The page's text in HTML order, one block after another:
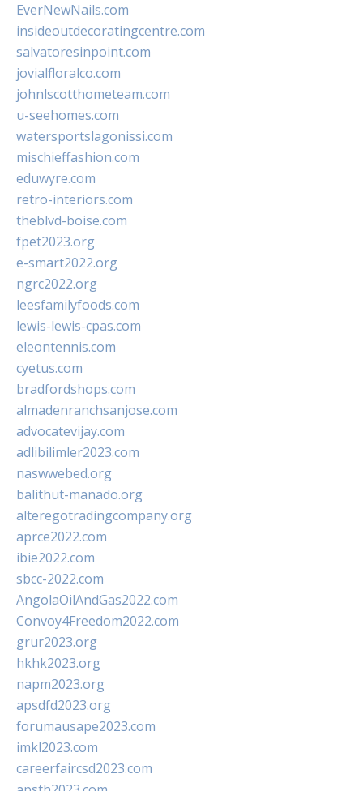
EverNewNails.com
insideoutdecoratingcentre.com
salvatoresinpoint.com
jovialfloralco.com
johnlscotthometeam.com
u-seehomes.com
watersportslagonissi.com
mischieffashion.com
eduwyre.com
retro-interiors.com
theblvd-boise.com
fpet2023.org
e-smart2022.org
ngrc2022.org
leesfamilyfoods.com
lewis-lewis-cpas.com
eleontennis.com
cyetus.com
bradfordshops.com
almadenranchsanjose.com
advocatevijay.com
adlibilimler2023.com
naswwebed.org
balithut-manado.org
alteregotradingcompany.org
aprce2022.com
ibie2022.com
sbcc-2022.com
AngolaOilAndGas2022.com
Convoy4Freedom2022.com
grur2023.org
hkhk2023.org
napm2023.org
apsdfd2023.org
forumausape2023.com
imkl2023.com
careerfaircsd2023.com